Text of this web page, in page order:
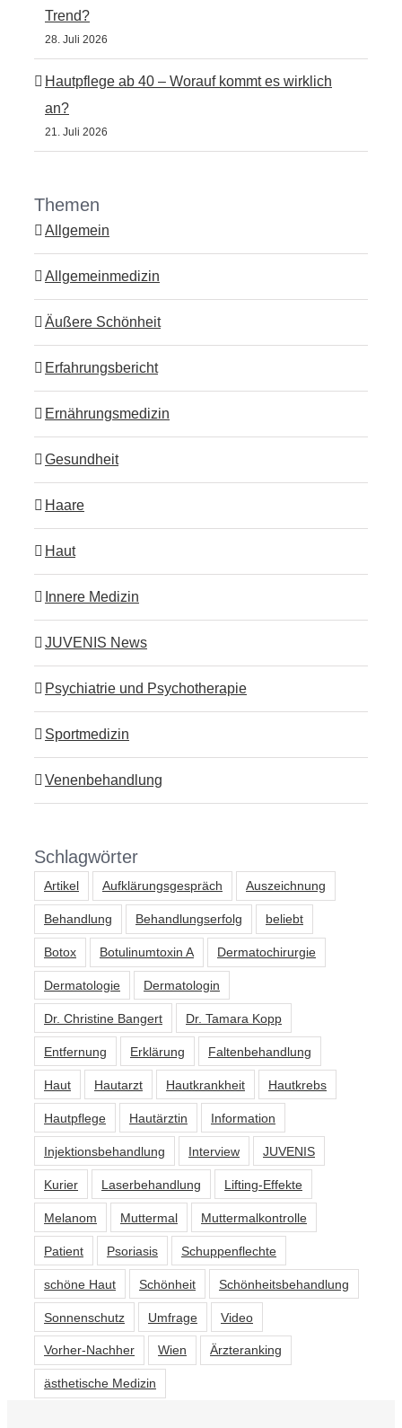
Trend?
28. Juli 2026
Hautpflege ab 40 – Worauf kommt es wirklich
an?
21. Juli 2026
Themen
Allgemein
Allgemeinmedizin
Äußere Schönheit
Erfahrungsbericht
Ernährungsmedizin
Gesundheit
Haare
Haut
Innere Medizin
JUVENIS News
Psychiatrie und Psychotherapie
Sportmedizin
Venenbehandlung
Schlagwörter
Artikel Aufklärungsgespräch Auszeichnung
Behandlung Behandlungserfolg beliebt
Botox Botulinumtoxin A Dermatochirurgie
Dermatologie Dermatologin
Dr. Christine Bangert Dr. Tamara Kopp
Entfernung Erklärung Faltenbehandlung
Haut Hautarzt Hautkrankheit Hautkrebs
Hautpflege Hautärztin Information
Injektionsbehandlung Interview JUVENIS
Kurier Laserbehandlung Lifting-Effekte
Melanom Muttermal Muttermalkontrolle
Patient Psoriasis Schuppenflechte
schöne Haut Schönheit Schönheitsbehandlung
Sonnenschutz Umfrage Video
Vorher-Nachher Wien Ärzteranking
ästhetische Medizin